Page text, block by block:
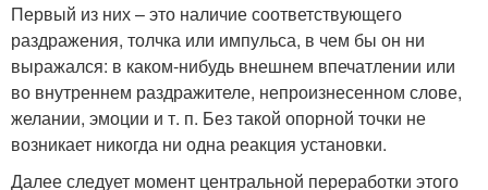
Первый из них – это наличие соответствующего
раздражения, толчка или импульса, в чем бы он ни
выражался: в каком-нибудь внешнем впечатлении или
во внутреннем раздражителе, непроизнесенном слове,
желании, эмоции и т. п. Без такой опорной точки не
возникает никогда ни одна реакция установки.
Далее следует момент центральной переработки этого